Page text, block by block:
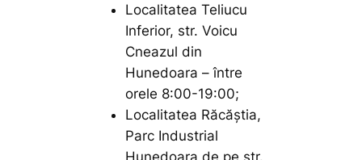
Localitatea Teliucu
Inferior, str. Voicu
Cneazul din
Hunedoara – între
orele 8:00-19:00;
Localitatea Răcăștia,
Parc Industrial
Hunedoara de pe str.